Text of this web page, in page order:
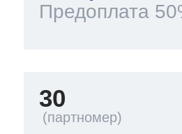
Предоплата
30